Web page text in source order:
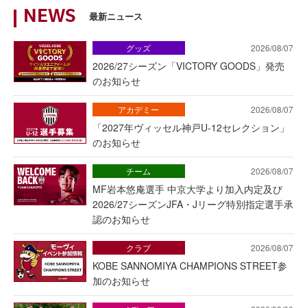
NEWS 最新ニュース
2026/08/07
2026/27シーズン「VICTORY GOODS」発売
のお知らせ
グッズ
2026/08/07
「2027年ヴィッセル神戸U-12セレクション」
のお知らせ
アカデミー
2026/08/07
MF岩本悠庵選手 中京大学より加入内定及び
2026/27シーズンJFA・Jリーグ特別指定選手承
認のお知らせ
チーム
2026/08/07
KOBE SANNOMIYA CHAMPIONS STREET参
加のお知らせ
クラブ